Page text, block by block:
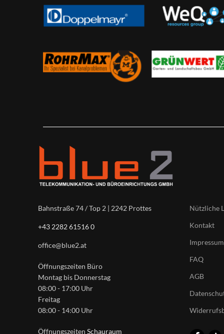
Bahnstraße 74 / Top 2 | 2242 Prottes
+43 2282 61516 0
office@blue2.at
Öffnungszeiten Büro
Montag bis Donnerstag
08:00 - 17:00 Uhr
Freitag
08:00 - 14:00 Uhr
Öffnungszeiten Schauraum
Nützliche
Kontakt
Impressum
FAQ
AGB